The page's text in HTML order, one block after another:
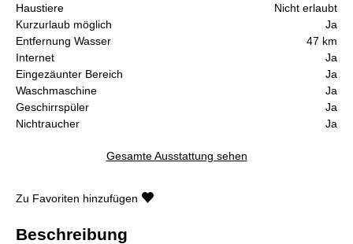
Haustiere
Nicht erlaubt
Kurzurlaub möglich
Ja
Entfernung Wasser
47 km
Internet
Ja
Eingezäunter Bereich
Ja
Waschmaschine
Ja
Geschirrspüler
Ja
Nichtraucher
Ja
Gesamte Ausstattung sehen
Zu Favoriten hinzufügen
Beschreibung